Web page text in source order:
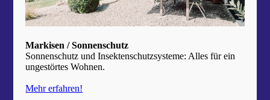
Markisen / Sonnenschutz
Sonnenschutz und Insekten­schutz­systeme: Alles für ein
ungestörtes Wohnen.
Mehr erfahren!